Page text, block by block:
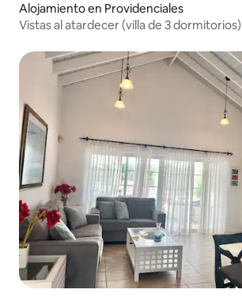
Alojamiento en Providenciales
Vistas al atardecer (villa de 3 dormitorios)